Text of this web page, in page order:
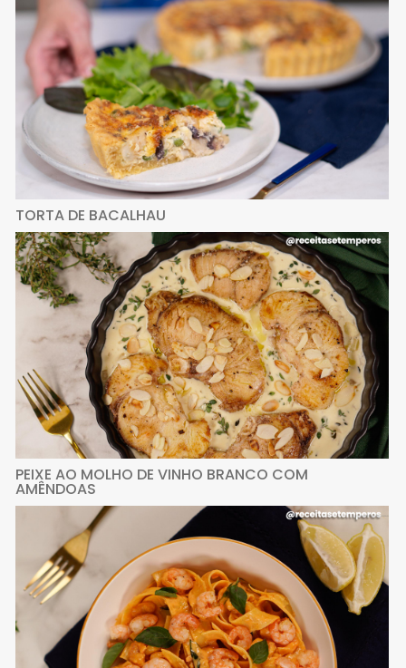
TORTA DE BACALHAU
PEIXE AO MOLHO DE VINHO BRANCO COM
AMÊNDOAS